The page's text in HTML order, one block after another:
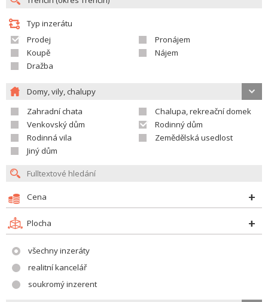
Typ inzerátu
Prodej
Pronájem
Koupě
Nájem
Dražba
Domy, vily, chalupy
Zahradní chata
Chalupa, rekreační domek
Venkovský dům
Rodinný dům
Rodinná vila
Zemědělská usedlost
Jiný dům
Cena
Plocha
všechny inzeráty
realitní kancelář
soukromý inzerent